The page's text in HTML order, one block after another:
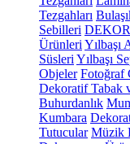
Tezgahları
Sebilleri
Ürünleri Yılbaşı
Süsleri Yılbaşı
Objeler Fotoğraf
Dekoratif Tabak
Buhurdanlık
Kumbara
Tutucular Müzik